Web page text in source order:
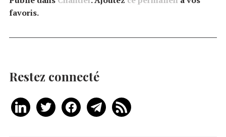
favoris.
Restez connecté